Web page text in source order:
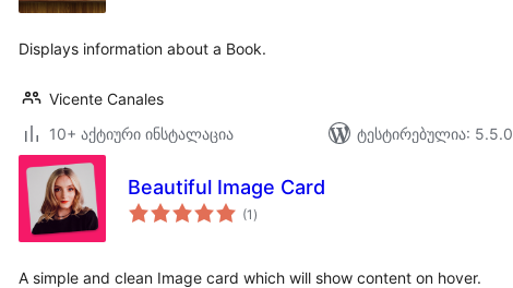
Displays information about a Book.
Vicente Canales
10+ აქტიური ინსტალაცია
ტესტირებულია: 5.5.0
Beautiful Image Card
(1 საერთო
რეიტინგი
)
A simple and clean Image card which will show content on hover.